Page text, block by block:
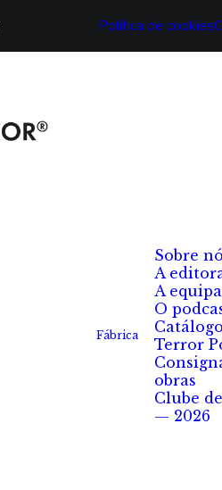
Política de cookies
Fábrica
Sobre
A
A
O
Terror
obras
Clube
— 2026